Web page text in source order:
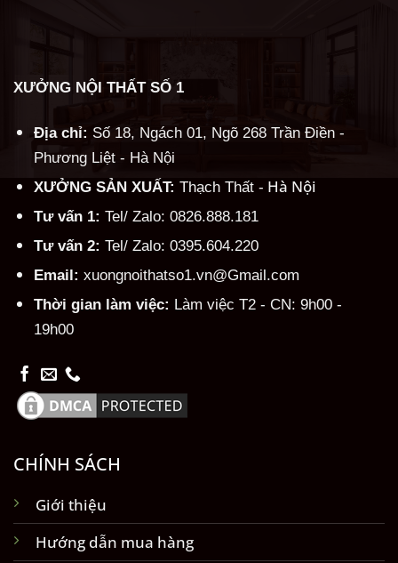
XƯỞNG NỘI THẤT SỐ 1
Địa chỉ: Số 18, Ngách 01, Ngõ 268 Trần Điền -
Phương Liệt - Hà Nội
XƯỞNG SẢN XUẤT: Thạch Thất - Hà Nội
Tư vấn 1: Tel/ Zalo: 0826.888.181
Tư vấn 2: Tel/ Zalo: 0395.604.220
Email: xuongnoithatso1.vn@Gmail.com
Thời gian làm việc: Làm việc T2 - CN: 9h00 -
19h00
CHÍNH SÁCH
Giới thiệu
Hướng dẫn mua hàng